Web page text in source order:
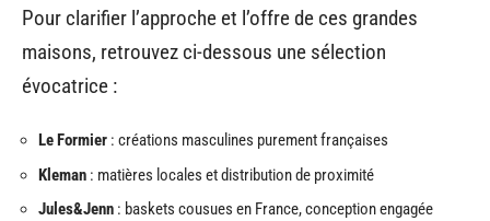
Pour clarifier l’approche et l’offre de ces grandes
maisons, retrouvez ci-dessous une sélection
évocatrice :
Le Formier : créations masculines purement françaises
Kleman : matières locales et distribution de proximité
Jules&Jenn : baskets cousues en France, conception engagée